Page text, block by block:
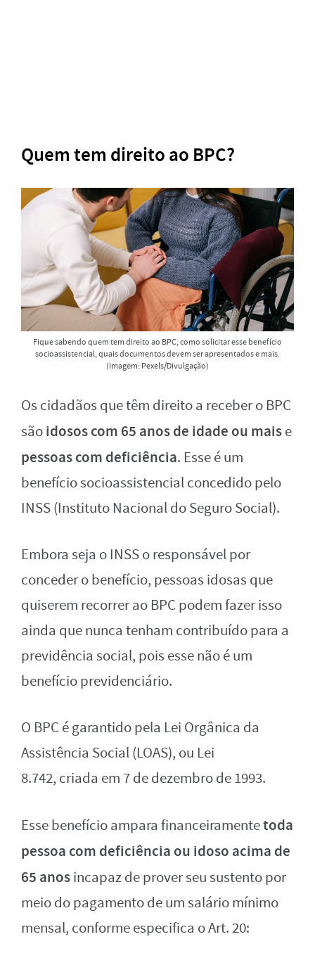
Quem tem direito ao BPC?
Fique sabendo quem tem direito ao BPC, como solicitar esse benefício
socioassistencial, quais documentos devem ser apresentados e mais.
(Imagem: Pexels/Divulgação)
Os cidadãos que têm direito a receber o BPC
sãoidosos com 65 anos de idade ou maise
pessoas com deficiência. Esse é um
benefício socioassistencial concedido pelo
INSS (Instituto Nacional do Seguro Social).
Embora seja o INSS o responsável por
conceder o benefício, pessoas idosas que
quiserem recorrer ao BPC podem fazer isso
ainda que nunca tenham contribuído para a
previdência social, pois esse não é um
benefício previdenciário.
O BPC é garantido pela Lei Orgânica da
Assistência Social (LOAS), ou Lei
8.742, criada em 7 de dezembro de 1993.
Esse benefício ampara financeiramentetoda
pessoa com deficiência ou idoso acima de
65 anosincapaz de prover seu sustento por
meio do pagamento de um salário mínimo
mensal, conforme especifica o Art. 20: